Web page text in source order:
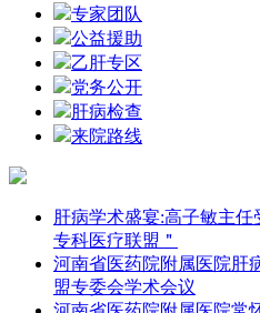
专家团队
公益援助
乙肝专区
党务公开
肝病检查
来院路线
肝病学术盛宴:高子敏主
专科医疗联盟＂
河南省医药院附属医院肝
盟专委会学术会议